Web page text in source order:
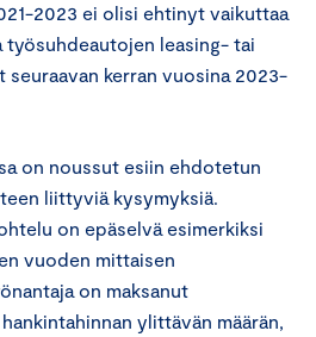
2023 ei olisi ehtinyt vaikuttaa
leasing- tai
kerran vuosina 2023-
on noussut esiin ehdotetun
liittyviä kysymyksiä.
on epäselvä esimerkiksi
vuoden mittaisen
on maksanut
ylittävän määrän,